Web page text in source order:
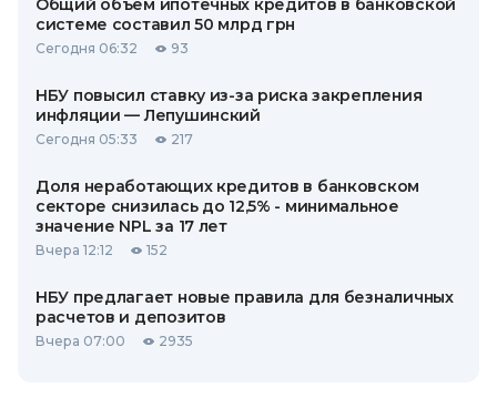
Общий объем ипотечных кредитов в банковской
системе составил 50 млрд грн
Сегодня 06:32 93
НБУ повысил ставку из-за риска закрепления
инфляции — Лепушинский
Сегодня 05:33 217
Доля неработающих кредитов в банковском
секторе снизилась до 12,5% - минимальное
значение NPL за 17 лет
Вчера 12:12 152
НБУ предлагает новые правила для безналичных
расчетов и депозитов
Вчера 07:00 2935